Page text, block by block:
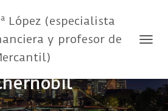
López (especialista
y profesor de